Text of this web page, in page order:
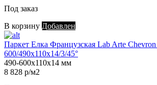
Под заказ
В корзину Добавлен
Паркет Елка Французская Lab Arte
600/490х110х14/3/45°
490-600х110х14 мм
8 828 р/м2